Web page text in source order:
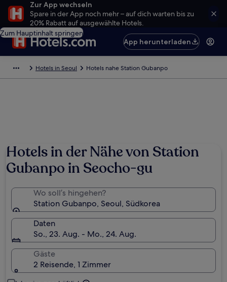
Zur App wechseln
Spare in der App noch mehr – auf dich warten bis zu
20% Rabatt auf ausgewählte Hotels.
Zum Hauptinhalt springen
App herunterladen
Hotels in Seoul Hotels nahe Station Gubanpo
Hotels in der Nähe von Station
Gubanpo in Seocho-gu
Wo soll’s hingehen?
Station Gubanpo, Seoul, Südkorea
Daten
So., 23. Aug. - Mo., 24. Aug.
Gäste
2 Reisende, 1 Zimmer